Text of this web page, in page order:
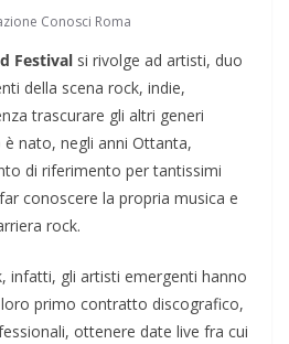
Conosci Roma
Festival si rivolge ad artisti, duo
della scena rock, indie,
trascurare gli altri generi
è nato, negli anni Ottanta,
di riferimento per tantissimi
conoscere la propria musica e
rock.
infatti, gli artisti emergenti hanno
loro primo contratto discografico,
ottenere date live fra cui